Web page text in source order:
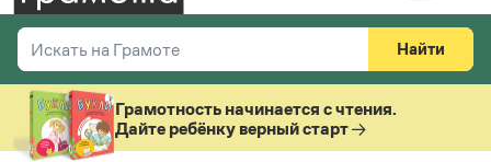
Искать на Грамоте
Справочная служба
Найти
Везде